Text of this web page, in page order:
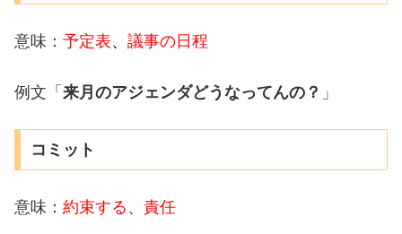
意味： 予定表、 議事の日程
例文「 来月のアジェンダどうなってんの？ 」
コミット
意味： 約束する 、 責任